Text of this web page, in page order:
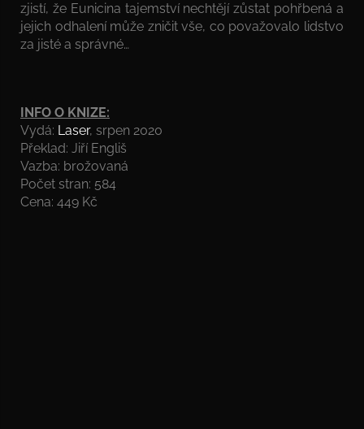
zjistí, že Eunicina tajemství nechtějí zůstat pohřbená a
jejich odhalení může zničit vše, co považovalo lidstvo
za jisté a správné…
INFO O KNIZE:
Vydá: Laser, srpen 2020
Překlad: Jiří Engliš
Vazba: brožovaná
Počet stran: 584
Cena: 449 Kč